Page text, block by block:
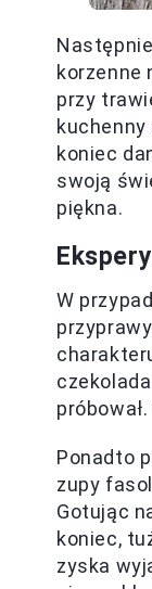
korzenne
przy
kuchenny
koniec
swoją
piękna.
W
Ponadto
zupy
Gotując
koniec,
zyska